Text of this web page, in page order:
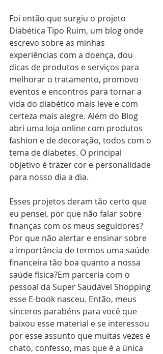
Foi então que surgiu o projeto
Diabética Tipo Ruim, um blog onde
escrevo sobre as minhas
experiências com a doença, dou
dicas de produtos e serviços para
melhorar o tratamento, promovo
eventos e encontros para tornar a
vida do diabético mais leve e com
certeza mais alegre. Além do Blog
abri uma loja online com produtos
fashion e de decoração, todos com o
tema de diabetes. O principal
objetivo é trazer cor e personalidade
para nosso dia a dia.
Esses projetos deram tão certo que
eu pensei, por que não falar sobre
finanças com os meus seguidores?
Por que não alertar e ensinar sobre
a importância de termos uma saúde
financeira tão boa quanto a nossa
saúde física?Em parceria com o
pessoal da Super Saudável Shopping
esse E-book nasceu. Então, meus
sinceros parabéns para você que
baixou esse material e se interessou
por esse assunto que muitas vezes é
chato, confesso, mas que é a única